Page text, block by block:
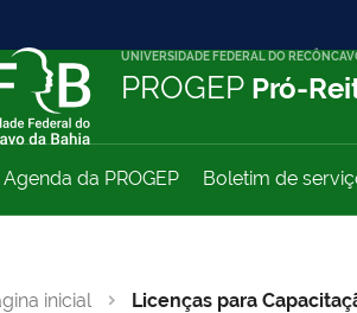
UNIVERSIDADE FEDERAL DO
PROGEP Pró-
Agenda da PROGEP Boletim de
inicial Licenças para